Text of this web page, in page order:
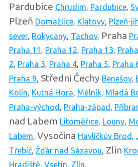
Pardubice Chrudim, Pardubice,
Plzeň Domažlice, Klatovy, Plzeň-
sever, Rokycany, Tachov, Praha
Praha 11 , Praha 12, Praha 13,
2, Praha 3, Praha 4, Praha 5, Praha
Praha 9, Středni Čechy Benešov,
Kolín, Kutná Hora, Mělník, Mladá
Praha-východ , Praha-západ ,
nad Labem Litoměřice, Louny,
Labem, Vysočina Havlíčkův Brod ,
Třebíč, Žďár nad Sázavou, Zlín
Hradiště, Vsetín, Zlín,